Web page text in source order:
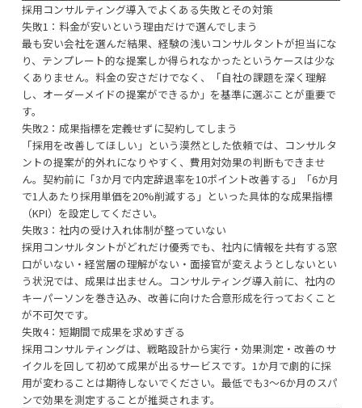
採用コンサルティング導入でよくある失敗とその対策
失敗1：料金が安いという理由だけで選んでしまう
最も安い会社を選んだ結果、経験の浅いコンサルタントが担当にな
り、テンプレート的な提案しか得られなかったというケースは少な
くありません。料金の安さだけでなく、「自社の課題を深く理解
し、オーダーメイドの提案ができるか」を基準に選ぶことが重要で
す。
失敗2：成果指標を定義せずに契約してしまう
「採用を改善してほしい」という漠然とした依頼では、コンサルタ
ントの提案が的外れになりやすく、費用対効果の判断もできませ
ん。契約前に「3か月で内定辞退率を10ポイント改善する」「6か月
で1人あたり採用単価を20%削減する」といった具体的な成果指標
（KPI）を設定してください。
失敗3：社内の受け入れ体制が整っていない
採用コンサルタントがどれだけ優秀でも、社内に情報を共有する窓
口がいない・経営層の理解がない・面接官が変えようとしないとい
う状況では、成果は出ません。コンサルティング導入前に、社内の
キーパーソンを巻き込み、改善に向けた合意形成を行っておくこと
が不可欠です。
失敗4：短期間で成果を求めすぎる
採用コンサルティングは、戦略設計から実行・効果測定・改善のサ
イクルを回して初めて成果が出るサービスです。1か月で劇的に採
用が変わることは期待しないでください。最低でも3〜6か月のスパ
ンで効果を測定することが推奨されます。